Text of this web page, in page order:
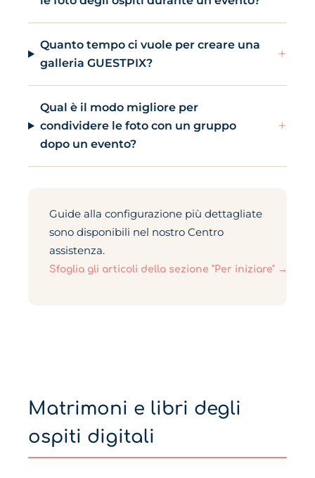
Quanto tempo ci vuole per creare una
galleria GUESTPIX?
+
Qual è il modo migliore per
condividere le foto con un gruppo
dopo un evento?
+
Guide alla configurazione più dettagliate
sono disponibili nel nostro Centro
assistenza.
Sfoglia gli articoli della sezione "Per iniziare" →
Matrimoni e libri degli
ospiti digitali